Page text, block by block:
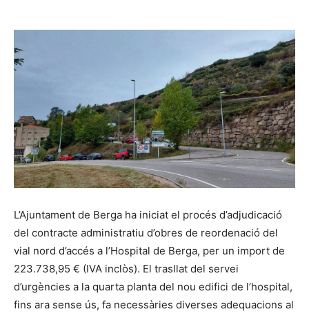
L’Ajuntament de Berga ha iniciat el procés d’adjudicació
del contracte administratiu d’obres de reordenació del
vial nord d’accés a l’Hospital de Berga, per un import de
223.738,95 € (IVA inclòs). El trasllat del servei
d’urgències a la quarta planta del nou edifici de l’hospital,
fins ara sense ús, fa necessàries diverses adequacions al